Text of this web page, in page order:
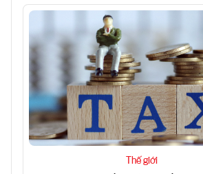
Thế giới